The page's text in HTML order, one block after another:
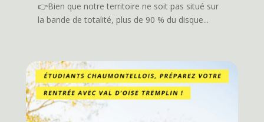
👉Bien que notre territoire ne soit pas situé sur
la bande de totalité, plus de 90 % du disque...